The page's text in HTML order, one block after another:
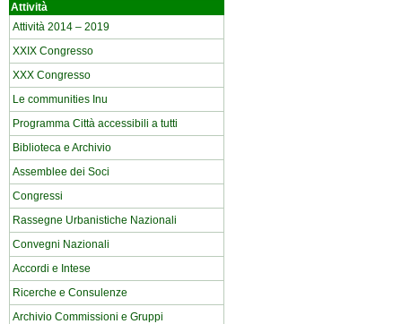
Attività
Attività 2014 – 2019
XXIX Congresso
XXX Congresso
Le communities Inu
Programma Città accessibili a tutti
Biblioteca e Archivio
Assemblee dei Soci
Congressi
Rassegne Urbanistiche Nazionali
Convegni Nazionali
Accordi e Intese
Ricerche e Consulenze
Archivio Commissioni e Gruppi